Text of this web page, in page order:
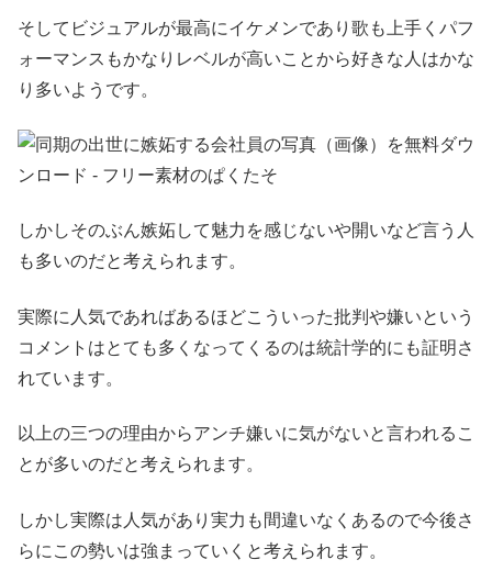
そしてビジュアルが最高にイケメンであり歌も上手くパフ
ォーマンスもかなりレベルが高いことから好きな人はかな
り多いようです。
しかしそのぶん嫉妬して魅力を感じないや開いなど言う人
も多いのだと考えられます。
実際に人気であればあるほどこういった批判や嫌いという
コメントはとても多くなってくるのは統計学的にも証明さ
れています。
以上の三つの理由からアンチ嫌いに気がないと言われるこ
とが多いのだと考えられます。
しかし実際は人気があり実力も間違いなくあるので今後さ
らにこの勢いは強まっていくと考えられます。